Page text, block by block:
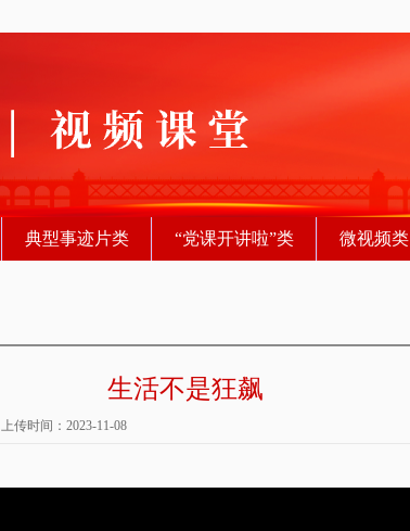
典型事迹片类 “党课开讲啦”类 微视频类
生活不是狂飙
上传时间：2023-11-08